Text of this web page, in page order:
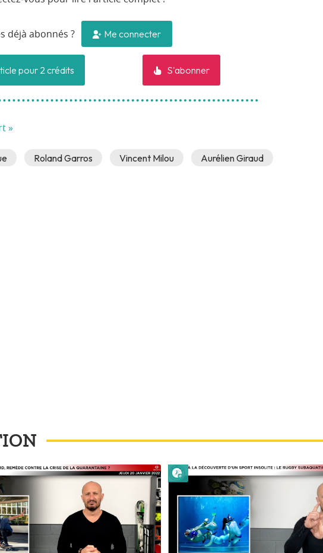
déjà abonnés ? Me connecter
pour 2 crédits S'abonner
»
Roland Garros Vincent Milou Aurélien Giraud
Lire plus tard